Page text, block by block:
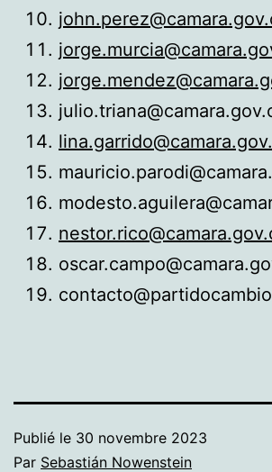
Publié le 30 novembre 2023
Par Sebastián Nowenstein